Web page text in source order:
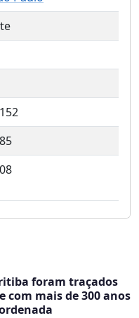
foram traçados
com mais de 300 anos